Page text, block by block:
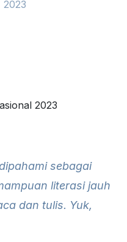
2023
sebagai
literasi jauh
dan tulis. Yuk,